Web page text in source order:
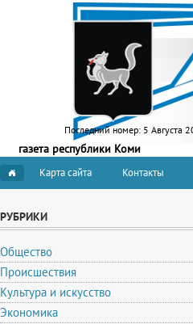
Последний номер: 5 Августа
газета республики Коми
Карта сайта Контакты
РУБРИКИ
Общество
Происшествия
Культура и искусство
Экономика